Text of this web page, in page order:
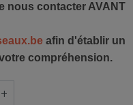
nous contacter AVANT
afin d'établir un
compréhension.
+